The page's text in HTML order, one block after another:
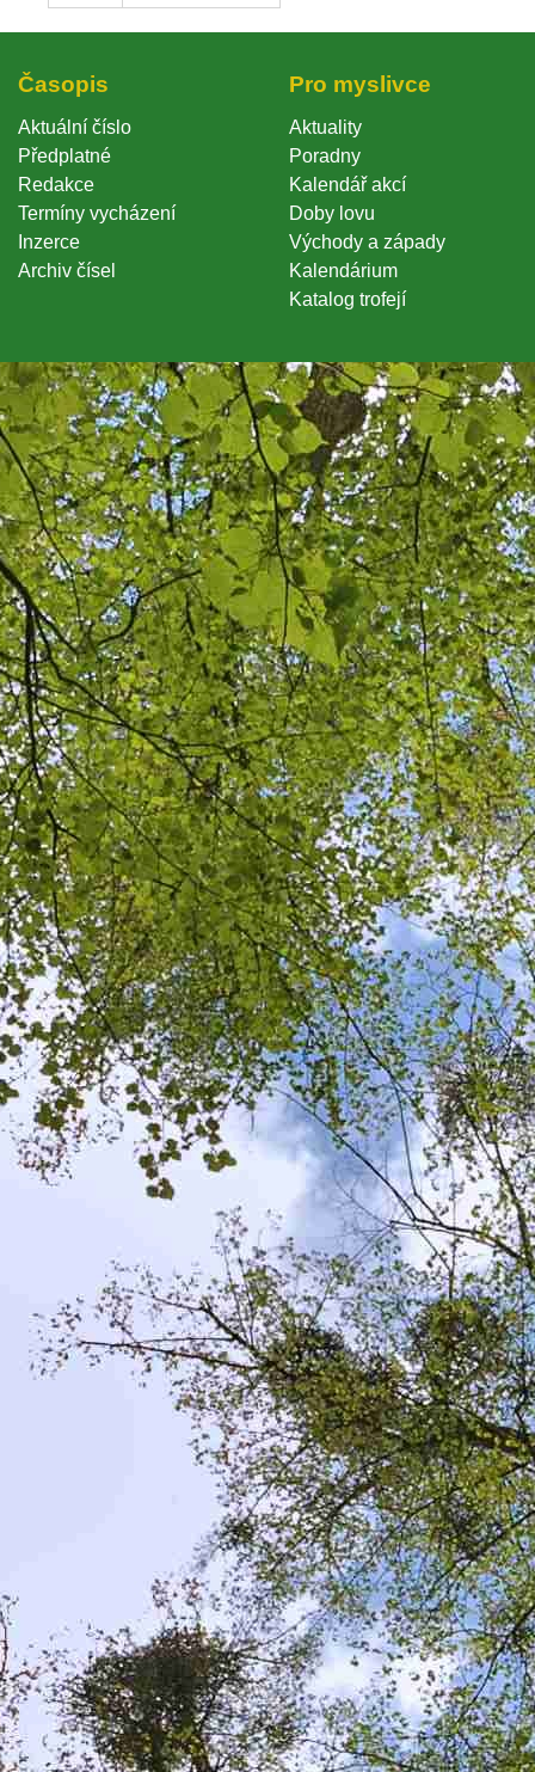
Časopi
Aktuální číslo
Předplatné
Redakce
Termíny vycházení
Inzerce
Archiv čísel
Pro myslivce
Aktuality
Poradny
Kalendář akcí
Doby lovu
Východy a západy
Kalendárium
Katalog trofejí